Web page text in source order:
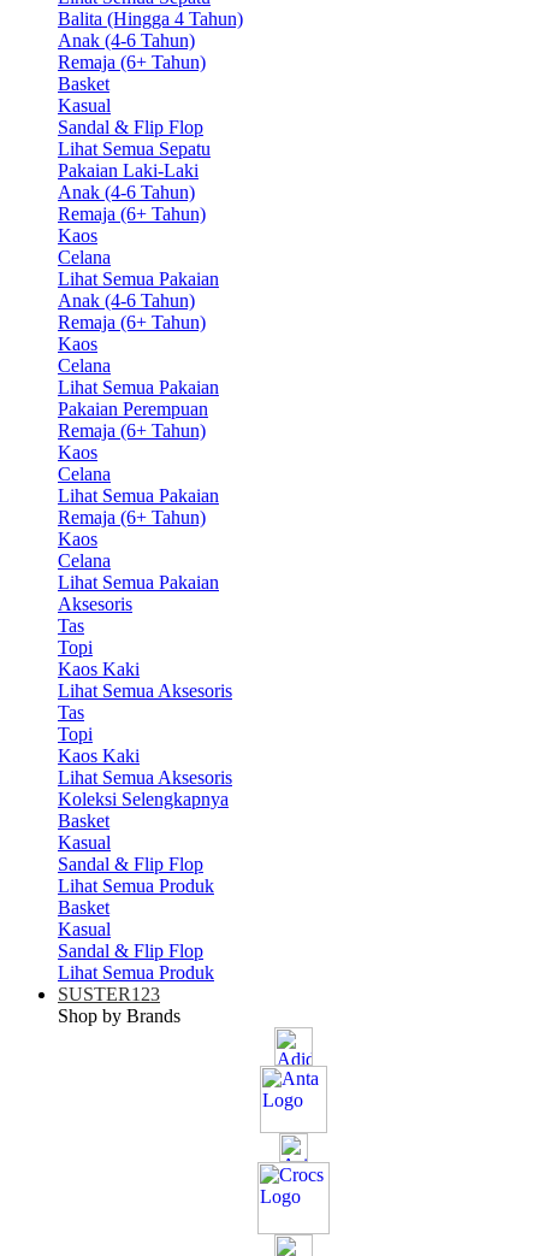
Balita (Hingga 4 Tahun)
Anak (4-6 Tahun)
Remaja (6+ Tahun)
Basket
Kasual
Sandal & Flip Flop
Lihat Semua Sepatu
Pakaian Laki-Laki
Anak (4-6 Tahun)
Remaja (6+ Tahun)
Kaos
Celana
Lihat Semua Pakaian
Anak (4-6 Tahun)
Remaja (6+ Tahun)
Kaos
Celana
Lihat Semua Pakaian
Pakaian Perempuan
Remaja (6+ Tahun)
Kaos
Celana
Lihat Semua Pakaian
Remaja (6+ Tahun)
Kaos
Celana
Lihat Semua Pakaian
Aksesoris
Tas
Topi
Kaos Kaki
Lihat Semua Aksesoris
Tas
Topi
Kaos Kaki
Lihat Semua Aksesoris
Koleksi Selengkapnya
Basket
Kasual
Sandal & Flip Flop
Lihat Semua Produk
Basket
Kasual
Sandal & Flip Flop
Lihat Semua Produk
SUSTER123
Shop by Brands